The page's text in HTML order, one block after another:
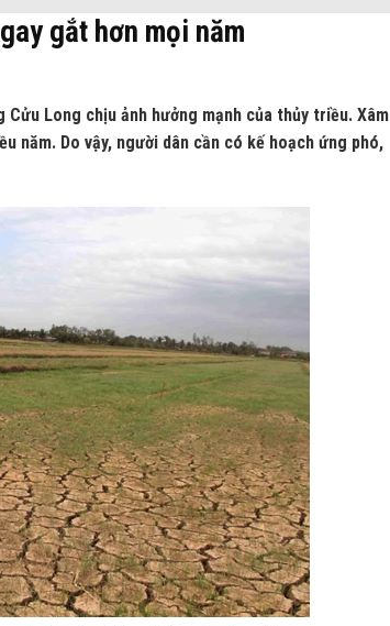
gắt hơn mọi năm
Long chịu ảnh hưởng mạnh của thủy triều. Xâm
năm. Do vậy, người dân cần có kế hoạch ứng phó,